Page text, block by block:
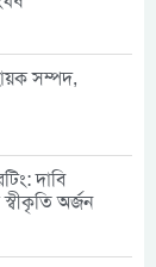
সম্পদ,
দাবি
অর্জন